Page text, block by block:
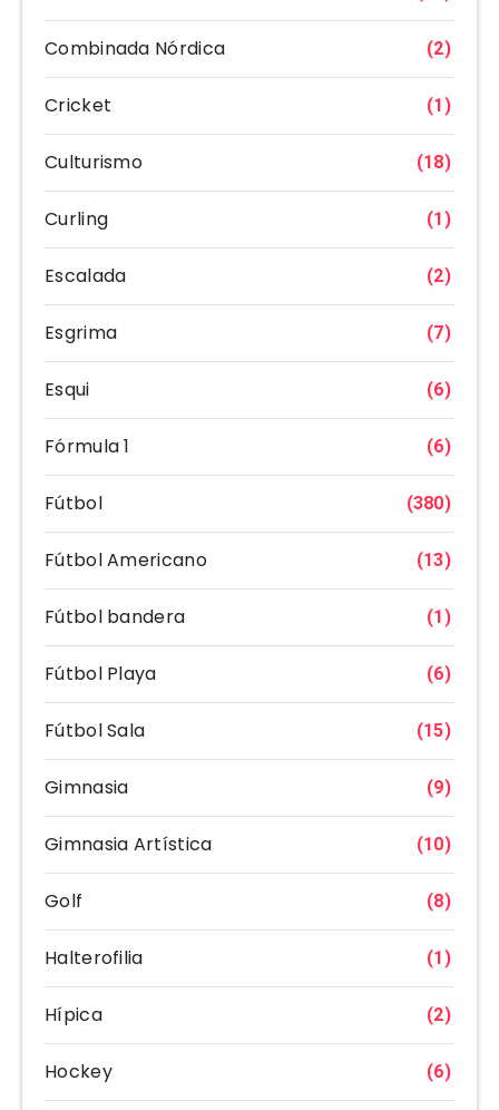
Combinada Nórdica (2)
Cricket (1)
Culturismo (18)
Curling (1)
Escalada (2)
Esgrima (7)
Esqui (6)
Fórmula 1 (6)
Fútbol (380)
Fútbol Americano (13)
Fútbol bandera (1)
Fútbol Playa (6)
Fútbol Sala (15)
Gimnasia (9)
Gimnasia Artística (10)
Golf (8)
Halterofilia (1)
Hípica (2)
Hockey (6)